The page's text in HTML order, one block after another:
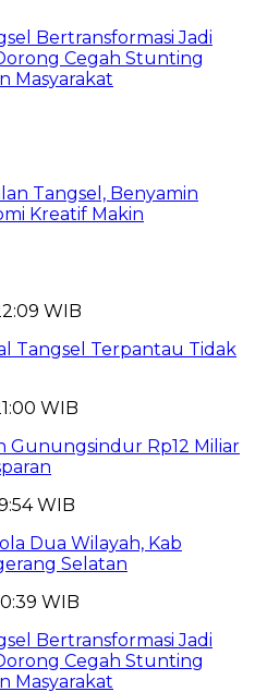
Bertransformasi Jadi
Cegah Stunting
Masyarakat
Tangsel, Benyamin
Kreatif Makin
WIB
Tangsel Terpantau Tidak
WIB
Gunungsindur Rp12 Miliar
WIB
Dua Wilayah, Kab
Selatan
WIB
Bertransformasi Jadi
Cegah Stunting
Masyarakat